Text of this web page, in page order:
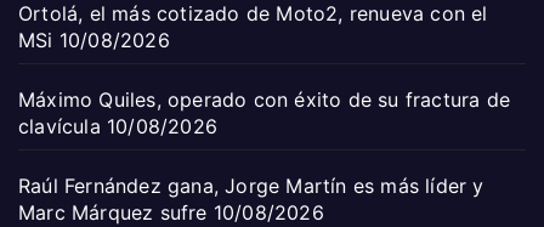
Ortolá, el más cotizado de Moto2, renueva con el
MSi 10/08/2026
Máximo Quiles, operado con éxito de su fractura de
clavícula 10/08/2026
Raúl Fernández gana, Jorge Martín es más líder y
Marc Márquez sufre 10/08/2026